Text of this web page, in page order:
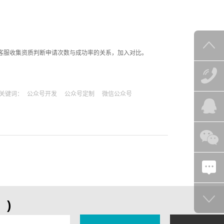
收集资质判断申请次数与成功率的关系，加入对比。
键词： 公众号开发 公众号定制 微信公众号
)